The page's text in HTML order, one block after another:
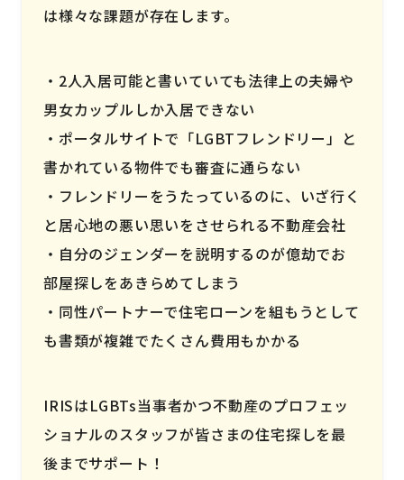
は様々な課題が存在します。
2人入居可能と書いていても法律上の夫婦や
男女カップルしか入居できない
ポータルサイトで「LGBTフレンドリー」と
書かれている物件でも審査に通らない
フレンドリーをうたっているのに、いざ行く
と居心地の悪い思いをさせられる不動産会社
自分のジェンダーを説明するのが億劫でお
部屋探しをあきらめてしまう
同性パートナーで住宅ローンを組もうとして
も書類が複雑でたくさん費用もかかる
IRISはLGBTs当事者かつ不動産のプロフェッ
ショナルのスタッフが皆さまの住宅探しを最
後までサポート！